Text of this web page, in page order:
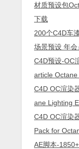
材质预设包
下载
200个C4D车
场景预设 年
C4D预设-OC
article
C4D OC渲染
ane Lighting
C4D OC渲染
Pack for
AE脚本-